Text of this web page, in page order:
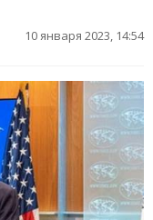
10 января 2023, 14:54